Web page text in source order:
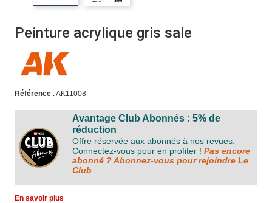
Peinture acrylique gris sale
Référence: AK11008
Avantage Club Abonnés : 5% de
réduction
Offre réservée aux abonnés à nos revues.
Connectez-vous pour en profiter ! Pas encore
abonné ? Abonnez-vous pour rejoindre Le
Club
En savoir plus